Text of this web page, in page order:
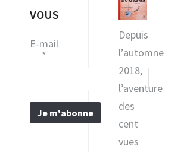
VOUS
E-mail
*
Depuis
l’automne
2018,
l’aventure
des
cent
vues